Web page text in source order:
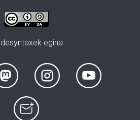
egina